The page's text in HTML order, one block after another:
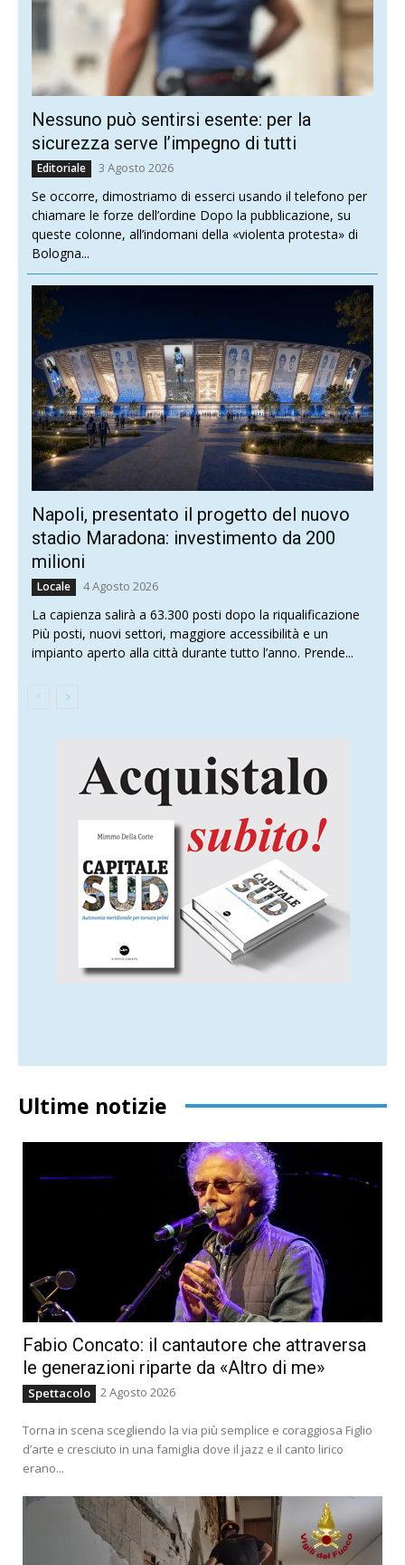
Nessuno può sentirsi esente: per la
sicurezza serve l’impegno di tutti
Editoriale 3 Agosto 2026
Se occorre, dimostriamo di esserci usando il telefono per
chiamare le forze dell’ordine Dopo la pubblicazione, su
queste colonne, all’indomani della «violenta protesta» di
Bologna...
Napoli, presentato il progetto del nuovo
stadio Maradona: investimento da 200
milioni
Locale 4 Agosto 2026
La capienza salirà a 63.300 posti dopo la riqualificazione
Più posti, nuovi settori, maggiore accessibilità e un
impianto aperto alla città durante tutto l’anno. Prende...
Ultime notizie
Fabio Concato: il cantautore che attraversa
le generazioni riparte da «Altro di me»
Spettacolo 2 Agosto 2026
Torna in scena scegliendo la via più semplice e coraggiosa Figlio
d’arte e cresciuto in una famiglia dove il jazz e il canto lirico
erano...